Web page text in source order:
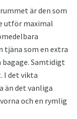
är den som
utför maximal
tjäna som en extra
Samtidigt
I det vikta
än det vanliga
och en rymlig